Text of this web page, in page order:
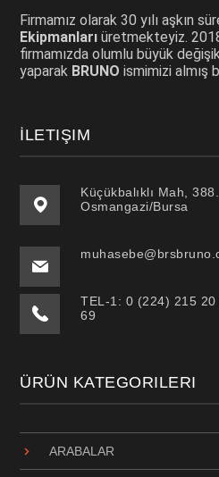
Firmamız olarak 30 yılı aşkın
Ekipmanları üretmekteyiz.
firmamızda olumlu büyük
yaparak BRUNOismimizi almış
İLETIŞIM
Küçükbalıklı Mah,
Osmangazi/Bursa
TEL-1: 0 (224) 215
69
ÜRÜN KATEGORILERI
ARABALAR